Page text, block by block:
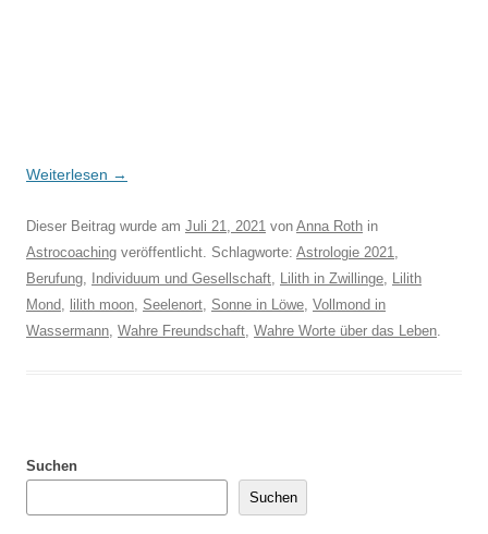
Weiterlesen →
Dieser Beitrag wurde am Juli 21, 2021 von Anna Roth in
Astrocoaching veröffentlicht. Schlagworte: Astrologie 2021,
Berufung, Individuum und Gesellschaft, Lilith in Zwillinge, Lilith
Mond, lilith moon, Seelenort, Sonne in Löwe, Vollmond in
Wassermann, Wahre Freundschaft, Wahre Worte über das Leben.
Suchen
Suchen